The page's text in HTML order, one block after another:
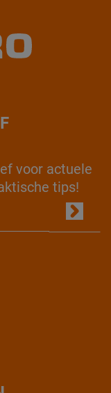
voor actuele
tips!